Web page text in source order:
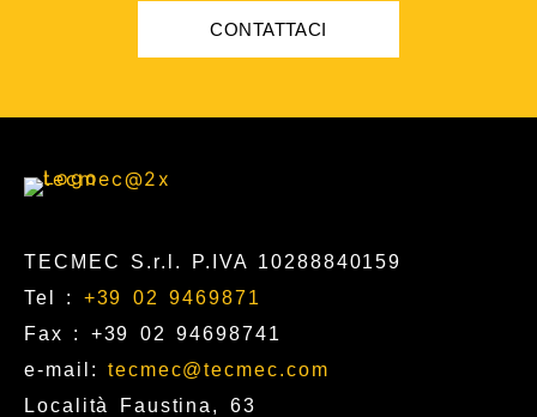
CONTATTACI
TECMEC S.r.l. P.IVA 10288840159
Tel : +39 02 9469871
Fax : +39 02 94698741
e-mail: tecmec@tecmec.com
Località Faustina, 63